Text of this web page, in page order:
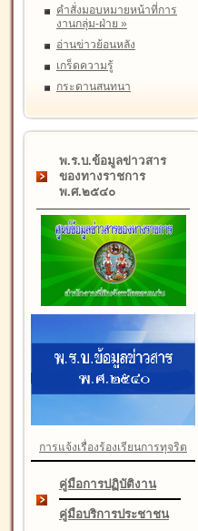
คำสั่งมอบหมายหน้าที่การ
งานกลุ่ม-ฝ่าย »
อ่านข่าวย้อนหลัง
เกร็ดความรู้
กระดานสนทนา
พ.ร.บ.ข้อมูลข่าวสาร
ของทางราชการ
พ.ศ.๒๕๔๐
การแจ้งเรื่องร้องเรียนการทุจริต
คู่มือการปฏิบัติงาน
คู่มือบริการประชาชน